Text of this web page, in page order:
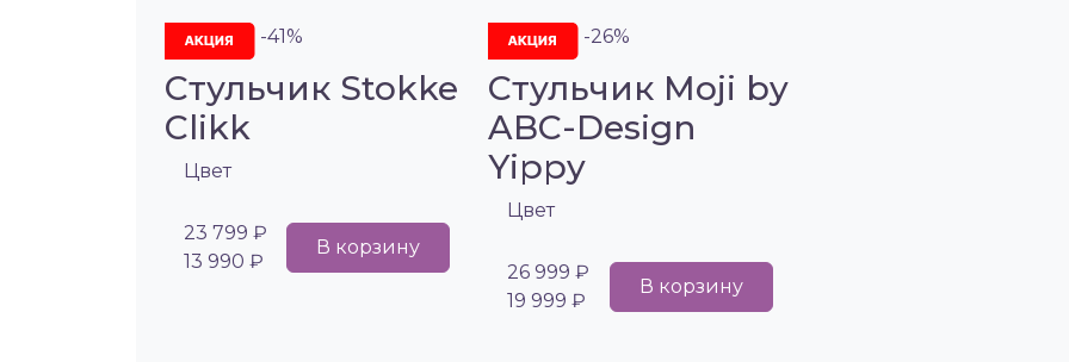
-41%
Стульчик Stokke
Clikk
Цвет
23 799 ₽
13 990 ₽
В корзину
-26%
Стульчик Moji by
ABC-Design
Yippy
Цвет
26 999 ₽
19 999 ₽
В корзину